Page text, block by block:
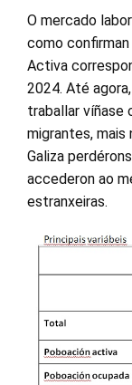
O mercado
como
Activa
2024. Até
traballar víñase
migrantes,
Galiza
accederon ao
estranxeiras.